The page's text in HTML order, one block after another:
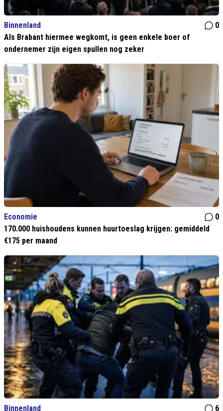
Binnenland
0
Als Brabant hiermee wegkomt, is geen enkele boer of
ondernemer zijn eigen spullen nog zeker
Economie
0
170.000 huishoudens kunnen huurtoeslag krijgen: gemiddeld
€175 per maand
Binnenland
6